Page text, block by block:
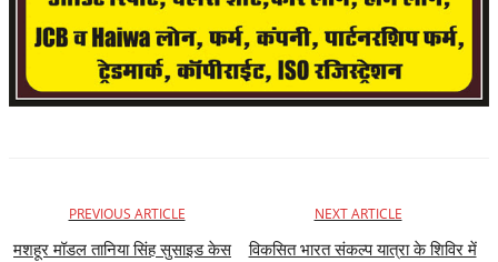
PREVIOUS ARTICLE
मशहूर मॉडल तानिया सिंह सुसाइड केस
NEXT ARTICLE
विकसित भारत संकल्प यात्रा के शिविर में